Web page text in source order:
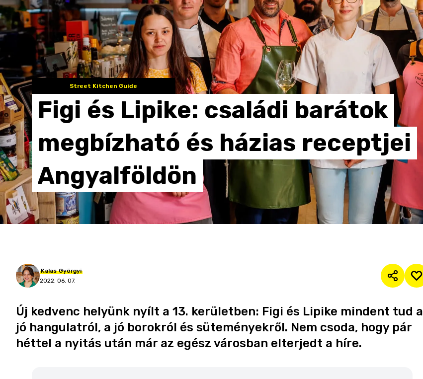
Street Kitchen Guide
Figi és Lipike: családi barátok
megbízható és házias receptjei
Angyalföldön
Kalas Györgyi
2022. 06. 07.
Új kedvenc helyünk nyílt a 13. kerületben: Figi és Lipike mindent tud a
jó hangulatról, a jó borokról és süteményekről. Nem csoda, hogy pár
héttel a nyitás után már az egész városban elterjedt a híre.